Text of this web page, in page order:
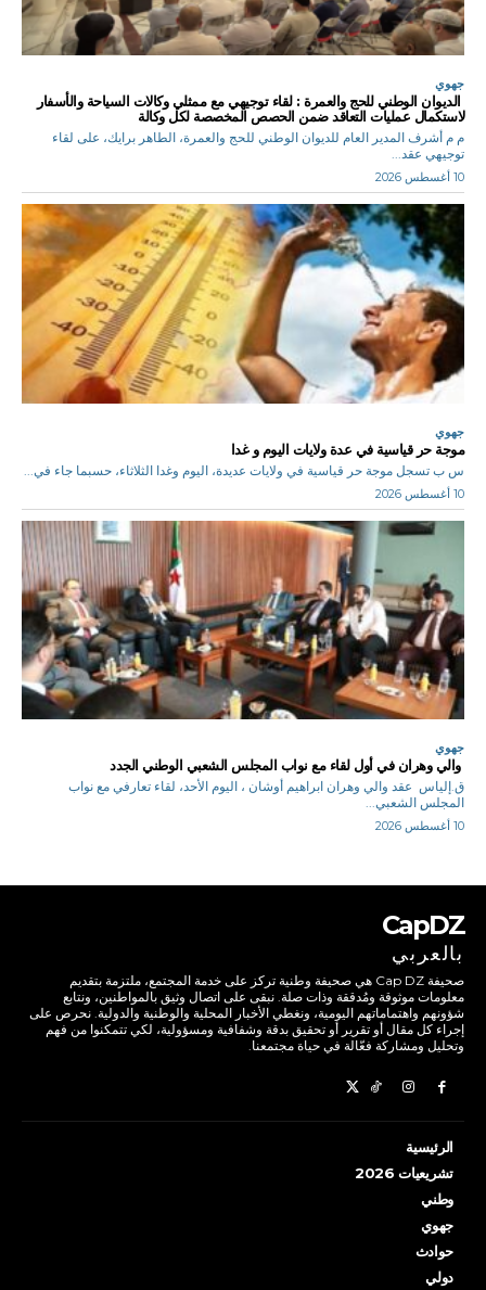
جهوي
الديوان الوطني للحج والعمرة : لقاء توجيهي مع ممثلي وكالات السياحة والأسفار
لاستكمال عمليات التعاقد ضمن الحصص المخصصة لكل وكالة
م م أشرف المدير العام للديوان الوطني للحج والعمرة، الطاهر برايك، على لقاء
توجيهي عقد...
10 أغسطس 2026
جهوي
موجة حر قياسية في عدة ولايات اليوم و غدا
س ب تسجل موجة حر قياسية في ولايات عديدة، اليوم وغدا الثلاثاء، حسبما جاء في...
10 أغسطس 2026
جهوي
والي وهران في أول لقاء مع نواب المجلس الشعبي الوطني الجدد
ق.إلياس عقد والي وهران ابراهيم أوشان ، اليوم الأحد، لقاء تعارفي مع نواب
المجلس الشعبي...
10 أغسطس 2026
CapDZ
بالعربي
صحيفة Cap DZ هي صحيفة وطنية تركز على خدمة المجتمع، ملتزمة بتقديم
معلومات موثوقة ومُدققة وذات صلة. نبقى على اتصال وثيق بالمواطنين، ونتابع
شؤونهم واهتماماتهم اليومية، ونغطي الأخبار المحلية والوطنية والدولية. نحرص على
إجراء كل مقال أو تقرير أو تحقيق بدقة وشفافية ومسؤولية، لكي تتمكنوا من فهم
وتحليل ومشاركة فعّالة في حياة مجتمعنا.
الرئيسية
تشريعيات 2026
وطني
جهوي
حوادث
دولي